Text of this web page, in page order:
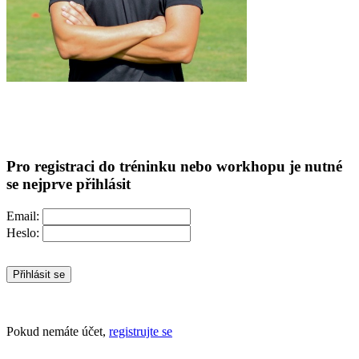
Pro registraci do tréninku nebo workhopu je nutné
se nejprve přihlásit
Email:
Heslo:
Přihlásit se
Pokud nemáte účet, registrujte se